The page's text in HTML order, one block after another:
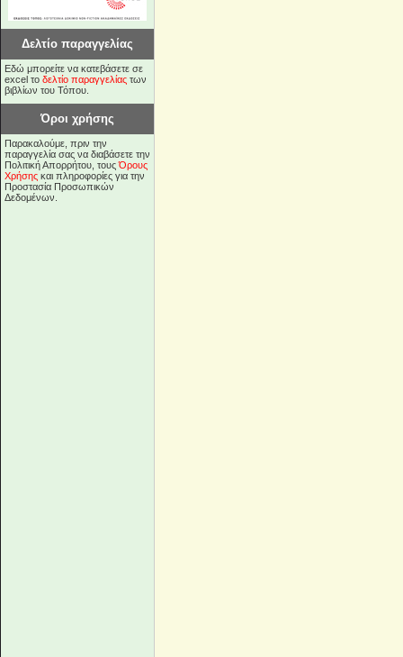
Δελτίο παραγγελίας
Εδώ μπορείτε να κατεβάσετε σε
excel το δελτίο παραγγελίας των
βιβλίων του Τόπου.
Όροι χρήσης
Παρακαλούμε, πριν την
παραγγελία σας να διαβάσετε την
Πολιτική Απορρήτου, τουςΌρους
Χρήσης και πληροφορίες για την
Προστασία Προσωπικών
Δεδομένων.